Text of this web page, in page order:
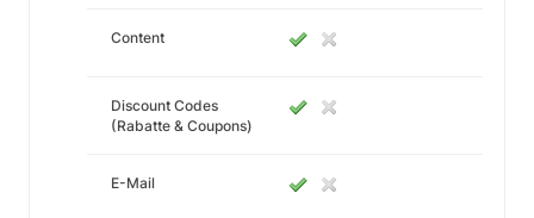
Content
Discount Codes
(Rabatte & Coupons)
E-Mail